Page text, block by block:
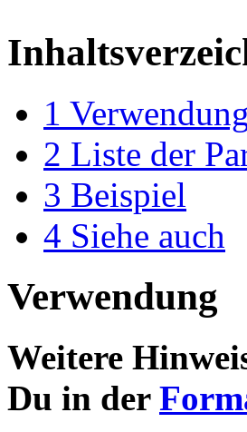
1 Verwendung
2 Liste der
3 Beispiel
4 Siehe auch
Verwendung
Weitere
Du in der